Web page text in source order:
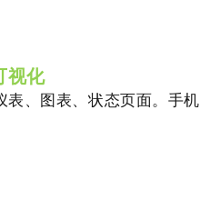
视化
、图表、状态页面。手